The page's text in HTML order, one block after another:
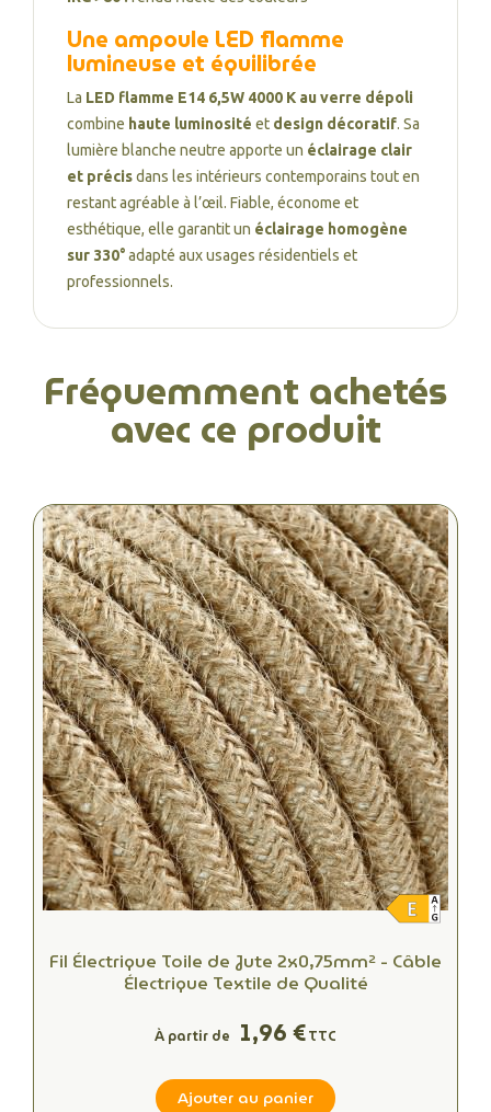
Une ampoule LED flamme
lumineuse et équilibrée
La LED flamme E14 6,5W 4000 K au verre dépoli
combine haute luminosité et design décoratif. Sa
lumière blanche neutre apporte un éclairage clair
et précisdans les intérieurs contemporains tout en
restant agréable à l’œil. Fiable, économe et
esthétique, elle garantit un éclairage homogène
sur 330°adapté aux usages résidentiels et
professionnels.
Fréquemment achetés
avec ce produit
Fil Électrique Toile de Jute 2x0,75mm² - Câble
Électrique Textile de Qualité
À partir de 1,96 €TTC
Ajouter au panier